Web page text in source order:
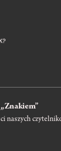
naszych